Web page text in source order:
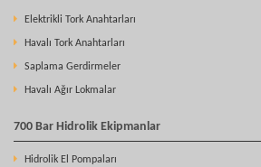
Elektrikli Tork Anahtarları
Havalı Tork Anahtarları
Saplama Gerdirmeler
Havalı Ağır Lokmalar
700 Bar Hidrolik Ekipmanlar
Hidrolik El Pompaları